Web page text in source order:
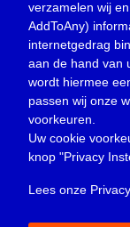
Oproep(734)
Overlijden(39)
Podcast(18)
prijsvraag (5)
Religie (1.438)
Service(226)
verzamelen wij
AddToAny)
internetgedrag
aan de hand van
wordt hiermee
passen wij onze
voorkeuren.
Uw cookie
knop "Privacy
Lees onze